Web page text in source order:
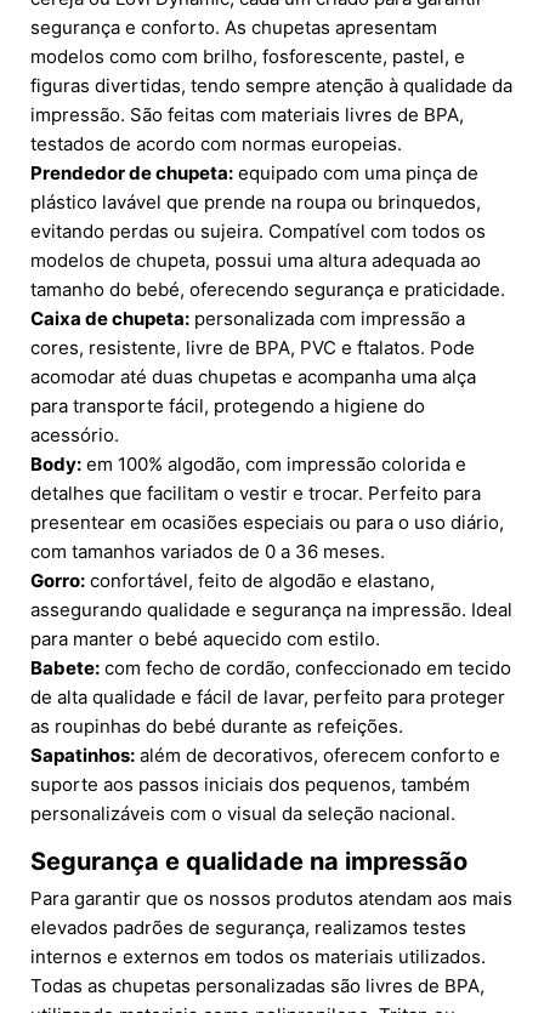
segurança e conforto. As chupetas apresentam
modelos como com brilho, fosforescente, pastel, e
figuras divertidas, tendo sempre atenção à qualidade da
impressão. São feitas com materiais livres de BPA,
testados de acordo com normas europeias.
Prendedor de chupeta: equipado com uma pinça de
plástico lavável que prende na roupa ou brinquedos,
evitando perdas ou sujeira. Compatível com todos os
modelos de chupeta, possui uma altura adequada ao
tamanho do bebé, oferecendo segurança e praticidade.
Caixa de chupeta: personalizada com impressão a
cores, resistente, livre de BPA, PVC e ftalatos. Pode
acomodar até duas chupetas e acompanha uma alça
para transporte fácil, protegendo a higiene do
acessório.
Body: em 100% algodão, com impressão colorida e
detalhes que facilitam o vestir e trocar. Perfeito para
presentear em ocasiões especiais ou para o uso diário,
com tamanhos variados de 0 a 36 meses.
Gorro: confortável, feito de algodão e elastano,
assegurando qualidade e segurança na impressão. Ideal
para manter o bebé aquecido com estilo.
Babete: com fecho de cordão, confeccionado em tecido
de alta qualidade e fácil de lavar, perfeito para proteger
as roupinhas do bebé durante as refeições.
Sapatinhos: além de decorativos, oferecem conforto e
suporte aos passos iniciais dos pequenos, também
personalizáveis com o visual da seleção nacional.
Segurança e qualidade na impressão
Para garantir que os nossos produtos atendam aos mais
elevados padrões de segurança, realizamos testes
internos e externos em todos os materiais utilizados.
Todas as chupetas personalizadas são livres de BPA,